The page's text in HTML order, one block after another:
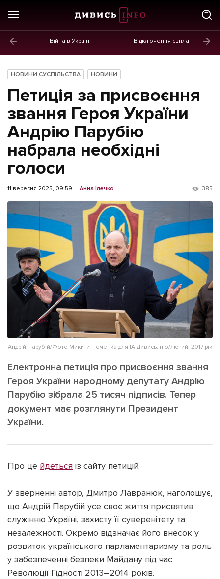
Війна в Україні Відключення світла
Новини
Політика
Економіка
Бізнес
Життя
Культура
Афіша
Інтерв'ю
Картки
Репортаж
Розслідування
Ініціативи
Лонгріди
Прес-релізи
Фото/Відео
Made in Lviv
Зв'язатися з нами
[email protected] Реклама на сайті
Політика конфіденційності
Підтримати dyvys.info
НОВИНИ СУСПІЛЬСТВА НОВИНИ
Петиція за присвоєння
звання Героя України
Андрію Парубію
набрала необхідні
голоси
11 вересня 2025, 09:59 Анна Ілечко 385
Андрій Парубій/Фото Микити Печенка для ІА Дивись.info/лютий, 2017 рік
Електронна петиція про присвоєння звання
Героя України народному депутату Андрію
Парубію зібрала 25 тисяч підписів. Тепер
документ має розглянути Президент
України.
Про це йдеться із сайту петицій.
У зверненні автор, Дмитро Лавранюк, наголошує,
що Андрій Парубій усе своє життя присвятив
служінню Україні, захисту її суверенітету та
незалежності. Окремо відзначає його внесок у
розвиток українського парламентаризму та роль
у забезпеченні безпеки Майдану під час
Революції Гідності 2013–2014 років.